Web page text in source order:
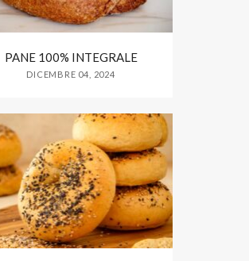
PANE 100% INTEGRALE
DICEMBRE 04, 2024